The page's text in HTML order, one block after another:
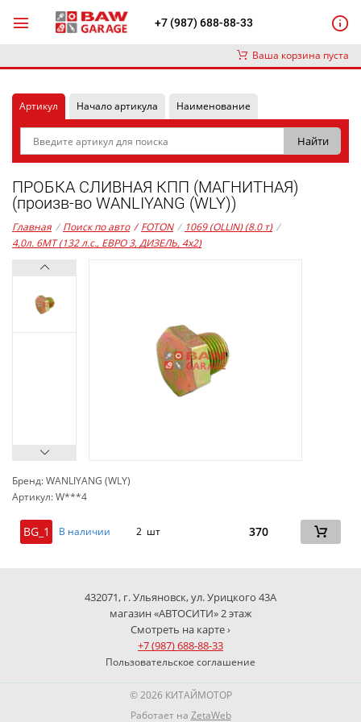
+7 (987) 688-88-33
Ваша корзина пуста
Артикул Начало артикула Наименование
ПРОБКА СЛИВНАЯ КПП (МАГНИТНАЯ)
(произв-во WANLIYANG (WLY))
Главная / Поиск по авто / FOTON / 1069 (OLLIN) (8.0 т) /
4,0л. 6MT (132 л.с., ЕВРО 3, ДИЗЕЛЬ, 4x2)
Бренд: WANLIYANG (WLY)
Артикул: W***4
BG_1 В наличии 2 шт 370
432071, г. Ульяновск, ул. Урицкого 43А
магазин «АВТОСИТИ» 2 этаж
Смотреть на карте ›
+7 (987) 688-88-33
Пользовательское соглашение
© 2026 КИТАЙМОТОР
Работает на ZetaWeb